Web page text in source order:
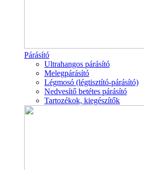
Párásító
Ultrahangos párásító
Melegpárásító
Légmosó (légtisztító-párásító)
Nedvesítő betétes párásító
Tartozékok, kiegészítők